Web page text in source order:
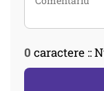
0 caractere ::